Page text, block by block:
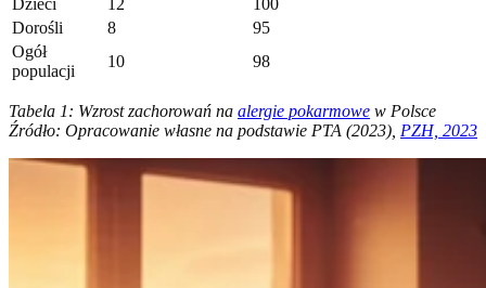
Dzieci 12
100
Dorośli
8
95
Ogół
populacji
10 98
Tabela 1: Wzrost zachorowań na alergie pokarmowe w Polsce
Źródło: Opracowanie własne na podstawie PTA (2023), PZH, 2023